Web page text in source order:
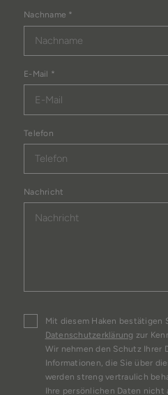
Nachname *
E-Mail *
Telefon
Nachricht
Mit diesem Haken bestätigen
Datenschutzerklärung zur
Wir nehmen den Schutz Ihrer
Informationen, die Sie über
werden streng vertraulich
Ihre persönlichen Daten